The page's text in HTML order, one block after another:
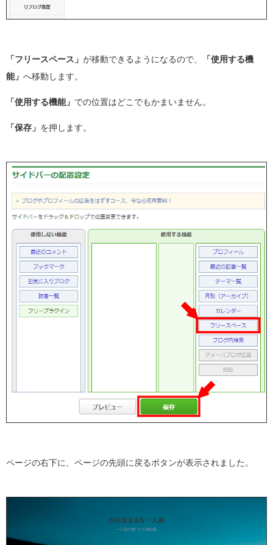
「フリースペース」 が移動できるようになるので、
「使用する機
能」 へ移動します。
「使用する機能」 での位置はどこでもかまいません。
「保存」 を押します。
ページの右下に、ページの先頭に戻るボタンが表示されました。